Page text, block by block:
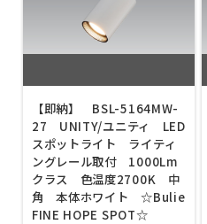
【即納】 BSL-5164MW-
27 UNITY/ユニティ LED
スポットライト ライティ
ングレール取付 1000Lm
クラス 色温度2700K 中
角 本体ホワイト ☆Bulie
FINE HOPE SPOT☆